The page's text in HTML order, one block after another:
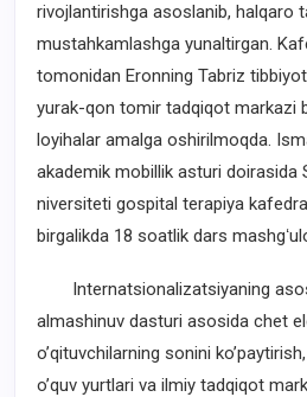
rivojlantirishga asoslanib, halqaro
mustahkamlashga yunaltirgan.
tomonidan Eronning Tabriz
yurak-qon tomir tadqiqot markazi
loyihalar amalga oshirilmoqda.
akademik mobillik asturi doirasida
niversiteti gospital terapiya
birgalikda 18 soatlik dars
Internatsionalizatsiyaning
almashinuv dasturi asosida chet
oʼqituvchilarning sonini
oʼquv yurtlari va ilmiy tadqiqot